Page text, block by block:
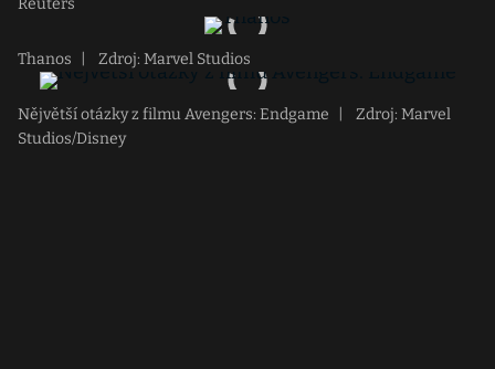
Reuters
Thanos Zdroj: Marvel Studios
Nějvětší otázky z filmu Avengers: Endgame
Zdroj: Marvel
Studios/Disney